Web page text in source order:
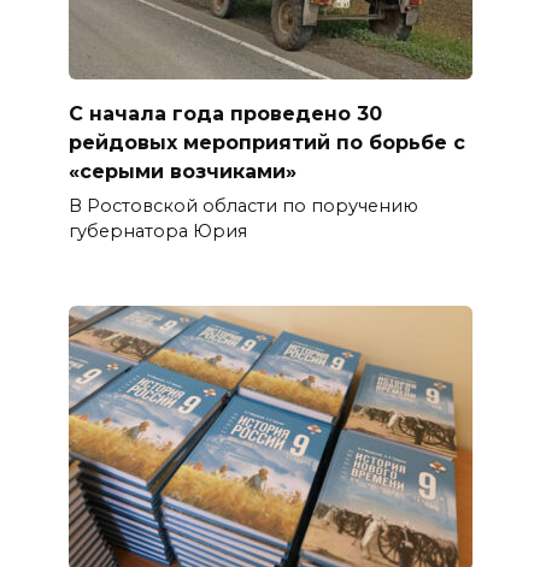
С начала года проведено 30
рейдовых мероприятий по борьбе с
«серыми возчиками»
В Ростовской области по поручению
губернатора Юрия